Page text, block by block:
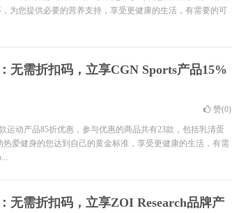
为您提供必要的营养支持，享受更健康的生活，有需要的可
无需折扣码，立享CGN Sports产品15%
赞(0)
运动产品85折优惠，参与优惠的商品共有23款，包括乳清蛋
爱健身的您达到自己的黄金标准，享受更健康的生活，有需
无需折扣码，立享ZOI Research品牌产